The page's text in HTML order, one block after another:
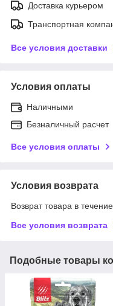
Доставка курьером
Транспортная
Все условия доставки
Условия оплаты
Наличными
Безналичный расчет
Все условия оплаты
Условия возврата
Возврат товара в
Все условия возврата
Подобные товары